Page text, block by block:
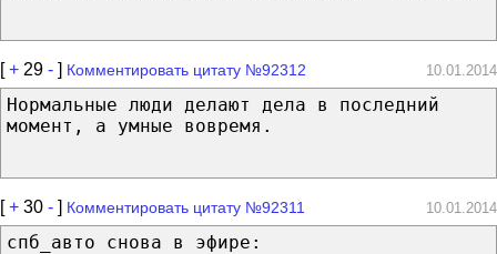
[+ 29 - ] Комментировать цитату №92312 10.01.2014
Нормальные люди делают дела в последний
момент, а умные вовремя.
[+ 30 - ] Комментировать цитату №92311 10.01.2014
спб_авто снова в эфире: